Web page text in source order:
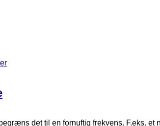
det til en fornuftig frekvens. F.eks. et